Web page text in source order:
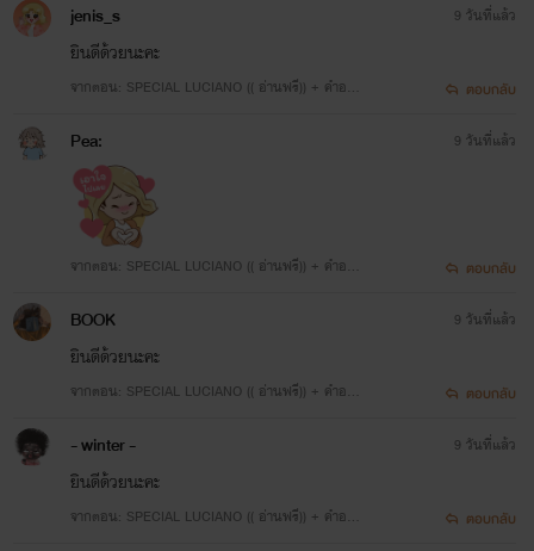
jenis_s
ยินดีด้วยนะคะ
จากตอน: SPECIAL LUCIANO (( อ่านฟรี)) + คำอธิบ
9 วันที่แล้ว
ตอบกลับ
Pea:
จากตอน: SPECIAL LUCIANO (( อ่านฟรี)) + คำอธิบ
9 วันที่แล้ว
ตอบกลับ
BOOK
ยินดีด้วยนะคะ
จากตอน: SPECIAL LUCIANO (( อ่านฟรี)) + คำอธิบ
9 วันที่แล้ว
ตอบกลับ
- winter -
ยินดีด้วยนะคะ
จากตอน: SPECIAL LUCIANO (( อ่านฟรี)) + คำอธิบ
9 วันที่แล้ว
ตอบกลับ